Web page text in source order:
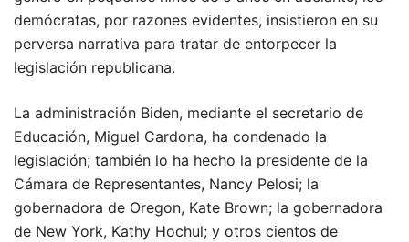
demócratas, por razones evidentes, insistieron en su
perversa narrativa para tratar de entorpecer la
legislación republicana.
La administración Biden, mediante el secretario de
Educación, Miguel Cardona, ha condenado la
legislación; también lo ha hecho la presidente de la
Cámara de Representantes, Nancy Pelosi; la
gobernadora de Oregon, Kate Brown; la gobernadora
de New York, Kathy Hochul; y otros cientos de